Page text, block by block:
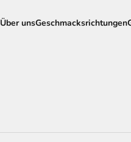
Über unsGeschmacksrichtungen